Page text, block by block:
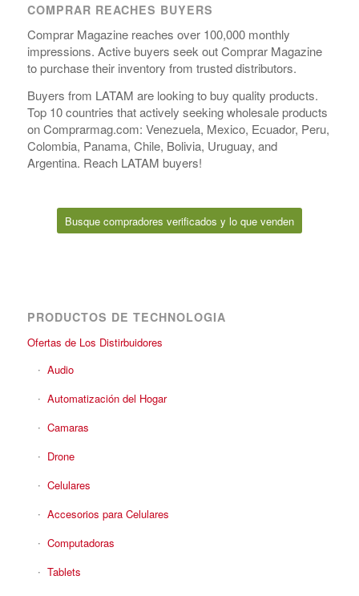
COMPRAR REACHES BUYERS
Comprar Magazine reaches over 100,000 monthly
impressions. Active buyers seek out Comprar Magazine
to purchase their inventory from trusted distributors.
Buyers from LATAM are looking to buy quality products.
Top 10 countries that actively seeking wholesale products
on Comprarmag.com: Venezuela, Mexico, Ecuador, Peru,
Colombia, Panama, Chile, Bolivia, Uruguay, and
Argentina. Reach LATAM buyers!
Busque compradores verificados y lo que venden
PRODUCTOS DE TECHNOLOGIA
Ofertas de Los Distirbuidores
Audio
Automatización del Hogar
Camaras
Drone
Celulares
Accesorios para Celulares
Computadoras
Tablets